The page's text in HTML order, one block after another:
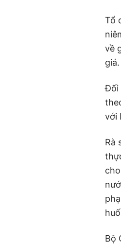
Tổ
về
giá.
Đối
với
Rà
Bộ